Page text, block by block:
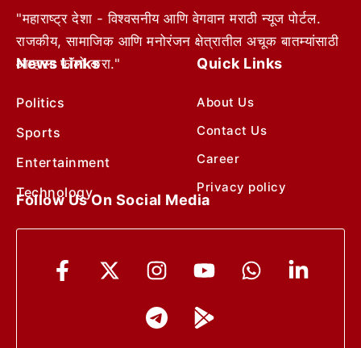
"महाराष्ट्र देशा - विश्वसनीय आणि वेगवान मराठी न्यूज पोर्टल.
राजकीय, सामाजिक आणि मनोरंजन क्षेत्रातील अचूक बातम्यांसाठी
आम्हाला फॉलो करा."
News Links
Politics
Sports
Entertainment
Technology
Quick Links
About Us
Contact Us
Career
Privacy policy
Follow Us On Social Media